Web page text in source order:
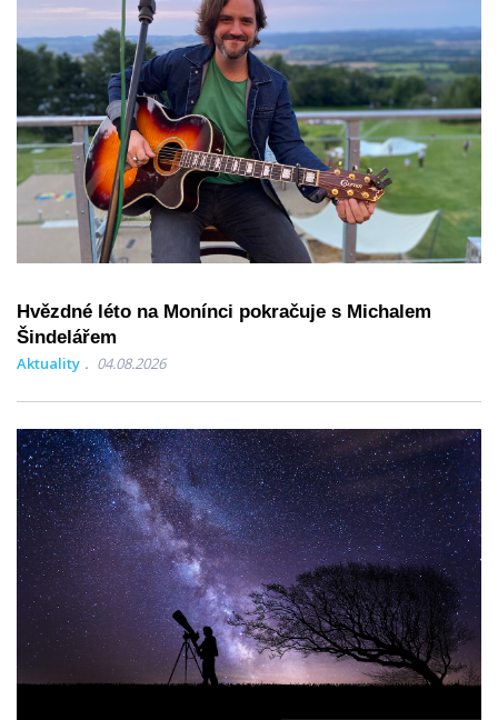
Hvězdné léto na Monínci pokračuje s Michalem
Šindelářem
Aktuality 04.08.2026